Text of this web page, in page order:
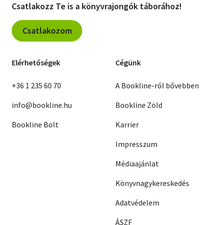
Csatlakozz Te is a könyvrajongók táborához!
Csatlakozom
Elérhetőségek
+36 1 235 60 70
info@bookline.hu
Bookline Bolt
Cégünk
A Bookline-ról bővebben
Bookline Zöld
Karrier
Impresszum
Médiaajánlat
Könyvnagykereskedés
Adatvédelem
ÁSZF